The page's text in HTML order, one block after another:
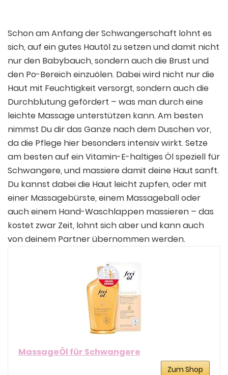
Schon am Anfang der Schwangerschaft lohnt es
sich, auf ein gutes Hautöl zu setzen und damit nicht
nur den Babybauch, sondern auch die Brust und
den Po-Bereich einzuölen. Dabei wird nicht nur die
Haut mit Feuchtigkeit versorgt, sondern auch die
Durchblutung gefördert – was man durch eine
leichte Massage unterstützen kann. Am besten
nimmst Du dir das Ganze nach dem Duschen vor,
da die Pflege hier besonders intensiv wirkt. Setze
am besten auf ein Vitamin-E-haltiges Öl speziell für
Schwangere, und massiere damit deine Haut sanft.
Du kannst dabei die Haut leicht zupfen, oder mit
einer Massagebürste, einem Massageball oder
auch einem Hand-Waschlappen massieren – das
kostet zwar Zeit, lohnt sich aber und kann auch
von deinem Partner übernommen werden.
MassageÖl für Schwangere
Zum Shop